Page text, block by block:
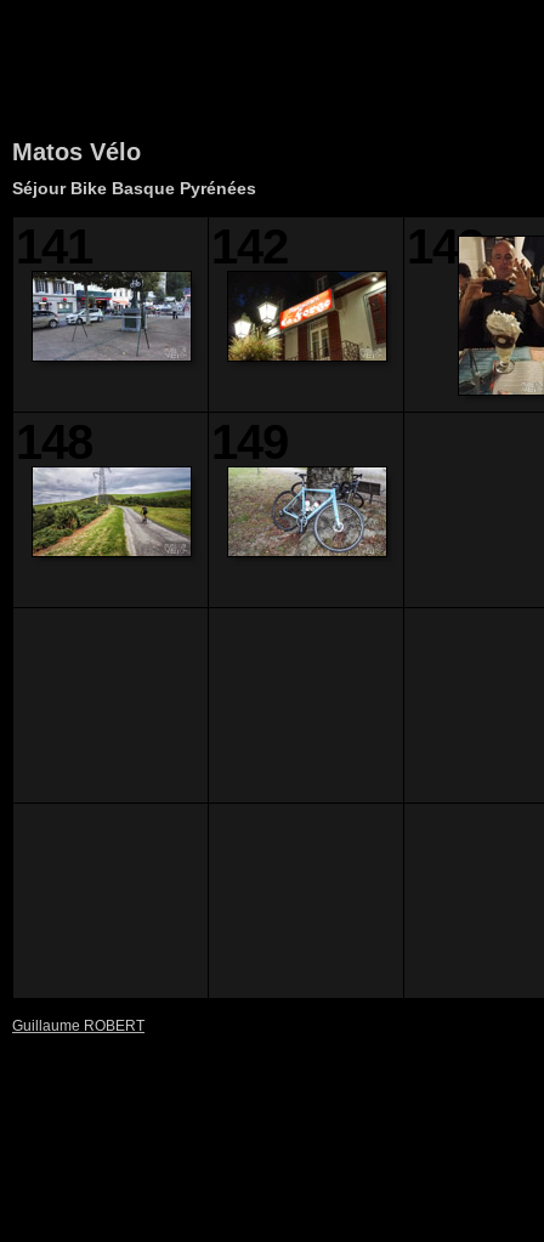
Matos Vélo
Séjour Bike Basque Pyrénées
141 142 143
148 149
Guillaume ROBERT